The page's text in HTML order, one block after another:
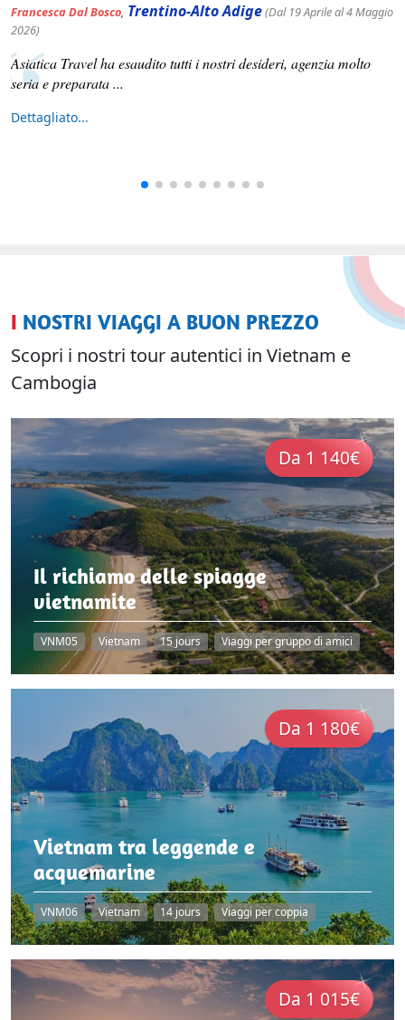
Francesca Dal Bosco, Trentino-Alto Adige(Dal 19 Aprile al 4 Maggio
2026)
Asiatica Travel ha esaudito tutti i nostri desideri, agenzia molto
seria e preparata ...
Dettagliato...
I NOSTRI VIAGGI A BUON PREZZO
Scopri i nostri tour autentici in Vietnam e
Cambogia
Da 1 140€
Il richiamo delle spiagge
vietnamite
VNM05 Vietnam 15 jours Viaggi per gruppo di amici
Da 1 180€
Vietnam tra leggende e
acquemarine
VNM06 Vietnam 14 jours Viaggi per coppia
Da 1 015€